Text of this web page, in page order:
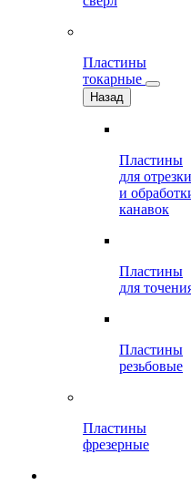
Пластины
токарные
Назад
Пластины
для отрезки
и
канавок
Пластины
для
Пластины
резьбовые
Пластины
фрезерные